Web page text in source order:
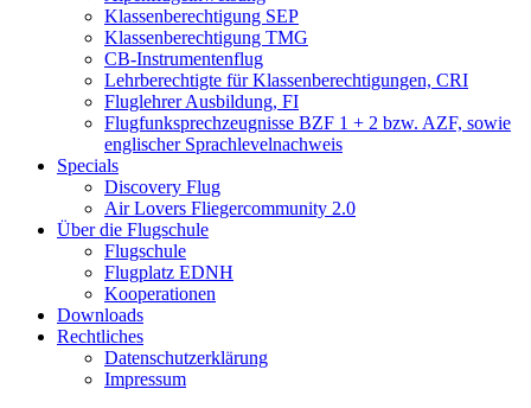
Klassenberechtigung SEP
Klassenberechtigung TMG
CB-Instrumentenflug
Lehrberechtigte für Klassenberechtigungen, CRI
Fluglehrer Ausbildung, FI
Flugfunksprechzeugnisse BZF 1 + 2 bzw. AZF, sowie
englischer Sprachlevelnachweis
Specials
Discovery Flug
Air Lovers Fliegercommunity 2.0
Über die Flugschule
Flugschule
Flugplatz EDNH
Kooperationen
Downloads
Rechtliches
Datenschutzerklärung
Impressum